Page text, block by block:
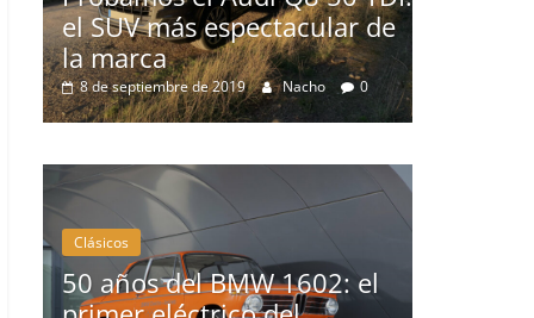
espectacular de
2019 Nacho 0
El Seat León 1.6 TDI
prueba
16 de agosto de 2019
BMW 1602: el
del
Clásicos